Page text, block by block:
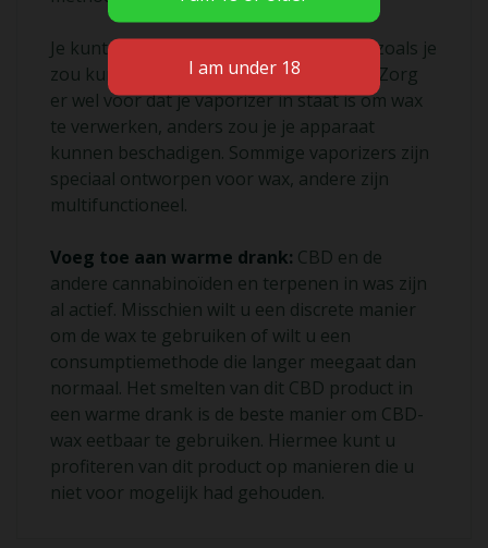
Je kunt overal genieten van een hit, net zoals je
zou kunnen met een standaard e-liquid. Zorg
er wel voor dat je vaporizer in staat is om wax
te verwerken, anders zou je je apparaat
kunnen beschadigen. Sommige vaporizers zijn
speciaal ontworpen voor wax, andere zijn
multifunctioneel.
Voeg toe aan warme drank: CBD en de
andere cannabinoïden en terpenen in was zijn
al actief. Misschien wilt u een discrete manier
om de wax te gebruiken of wilt u een
consumptiemethode die langer meegaat dan
normaal. Het smelten van dit CBD product in
een warme drank is de beste manier om CBD-
wax eetbaar te gebruiken. Hiermee kunt u
profiteren van dit product op manieren die u
niet voor mogelijk had gehouden.